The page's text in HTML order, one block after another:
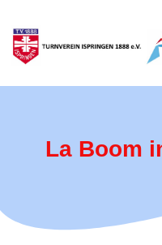
La Boom